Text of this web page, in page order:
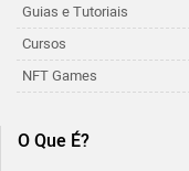
Guias e Tutoriais
Cursos
NFT Games
O Que É?